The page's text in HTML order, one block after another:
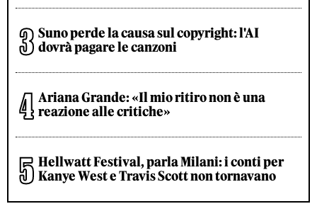
Suno perde la causa sul copyright: l'AI
dovrà pagare le canzoni
Ariana Grande: «Il mio ritiro non è una
reazione alle critiche»
Hellwatt Festival, parla Milani: i conti per
Kanye West e Travis Scott non tornavano